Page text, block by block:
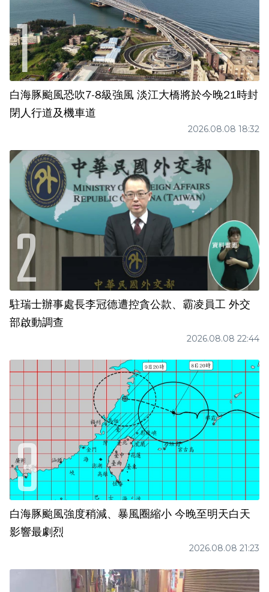
白海豚颱風恐吹7-8級強風 淡江大橋將於今晚21時封
閉人行道及機車道
2026.08.08 18:32
駐瑞士辦事處長李冠德遭控貪公款、霸凌員工 外交
部啟動調查
2026.08.08 22:44
白海豚颱風強度稍減、暴風圈縮小 今晚至明天白天
影響最劇烈
2026.08.08 21:23